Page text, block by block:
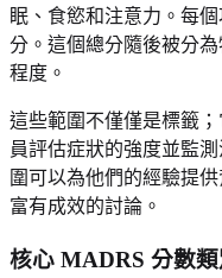
眠、食慾和注意力。每
分。這個總分隨後被分
程度。
這些範圍不僅僅是標籤
員評估症狀的強度並監
圍可以為他們的經驗提
富有成效的討論。
核心 MADRS 分數類